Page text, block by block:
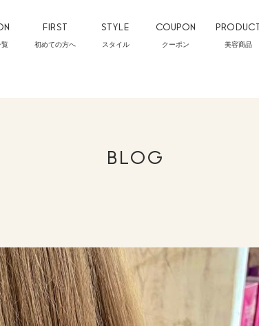
覧
FIRST
初めての方へ
STYLE
スタイル
COUPON
クーポン
PRODUCT
美容商品
BLOG